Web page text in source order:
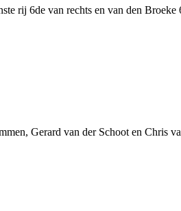
rij 6de van rechts en van den
Gerard van der Schoot en Chris